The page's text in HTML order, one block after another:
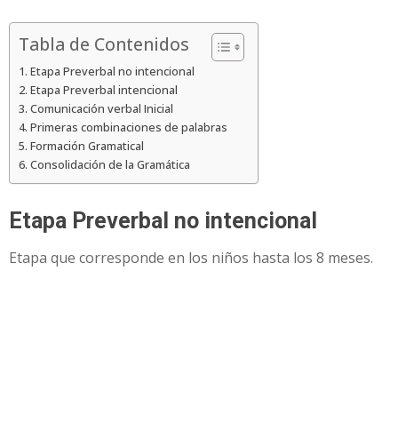
Tabla de Contenidos
Etapa Preverbal no intencional
Etapa Preverbal intencional
Comunicación verbal Inicial
Primeras combinaciones de palabras
Formación Gramatical
Consolidación de la Gramática
Etapa Preverbal no intencional
Etapa que corresponde en los niños hasta los 8 meses.